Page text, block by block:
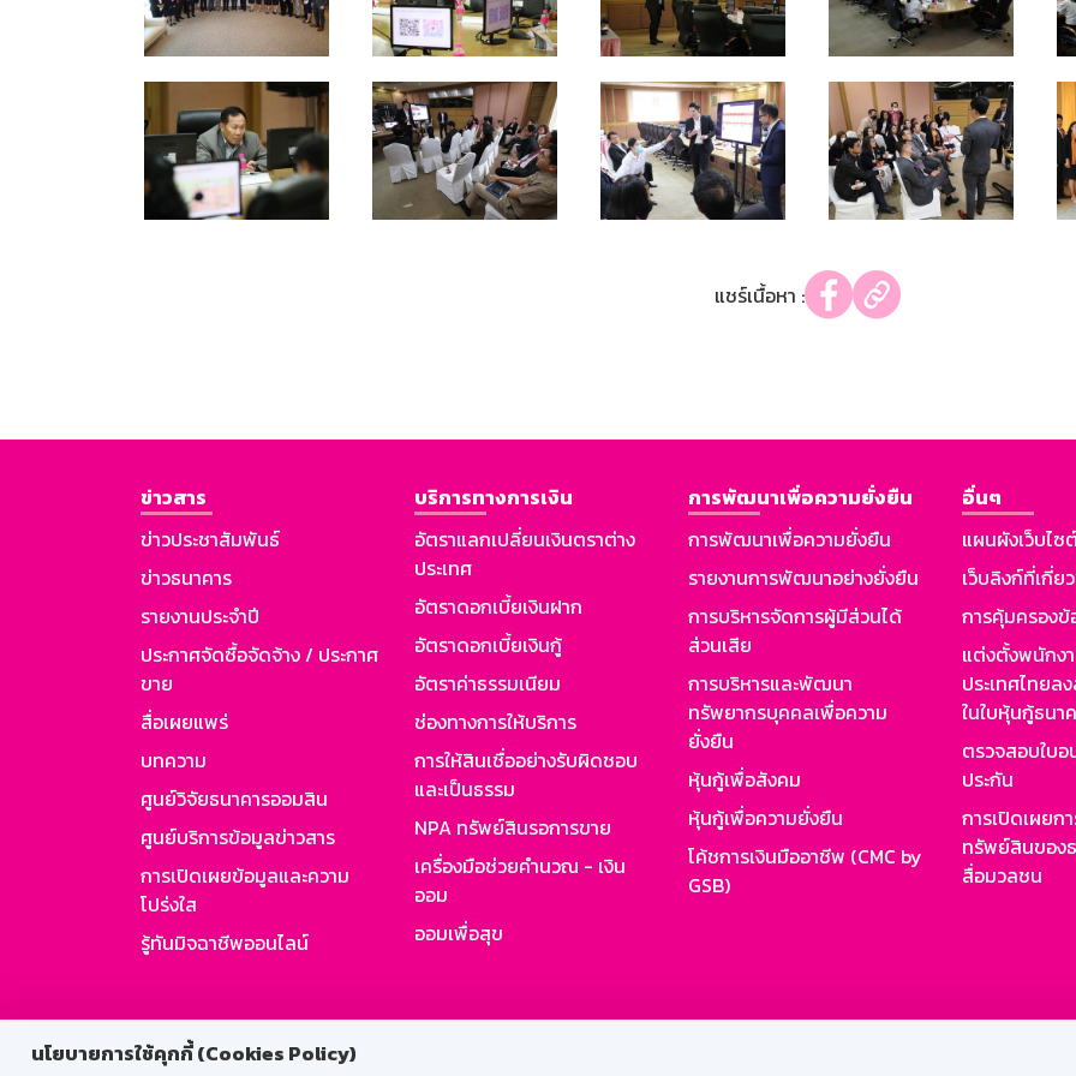
นโยบายการใช้คุกกี้ (Cookies Policy)
แชร์เนื้อหา :
ข่าวสาร
ข่าวประชาสัมพันธ์
ข่าวธนาคาร
รายงานประจำปี
ประกาศจัดซื้อจัดจ้าง / ประกาศ
ขาย
สื่อเผยแพร่
บทความ
ศูนย์วิจัยธนาคารออมสิน
ศูนย์บริการข้อมูลข่าวสาร
การเปิดเผยข้อมูลและความ
โปร่งใส
รู้ทันมิจฉาชีพออนไลน์
บริการทางการเงิน
อัตราแลกเปลี่ยนเงินตราต่าง
ประเทศ
อัตราดอกเบี้ยเงินฝาก
อัตราดอกเบี้ยเงินกู้
อัตราค่าธรรมเนียม
ช่องทางการให้บริการ
การให้สินเชื่ออย่างรับผิดชอบ
และเป็นธรรม
NPA ทรัพย์สินรอการขาย
เครื่องมือช่วยคำนวณ - เงิน
ออม
ออมเพื่อสุข
การพัฒนาเพื่อความยั่งยืน
การพัฒนาเพื่อความยั่งยืน
รายงานการพัฒนาอย่างยั่งยืน
การบริหารจัดการผู้มีส่วนได้
ส่วนเสีย
การบริหารและพัฒนา
ทรัพยากรบุคคลเพื่อความ
ยั่งยืน
หุ้นกู้เพื่อสังคม
หุ้นกู้เพื่อความยั่งยืน
โค้ชการเงินมืออาชีพ (CMC by
GSB)
อื่นๆ
แผนผังเว็บไซ
เว็บลิงก์ที่เกี่ย
การคุ้มครอง
แต่งตั้งพนักง
ประเทศไทยล
ในใบหุ้นกู้ธนา
ตรวจสอบใบ
ประกัน
การเปิดเผยก
ทรัพย์สินของ
สื่อมวลชน